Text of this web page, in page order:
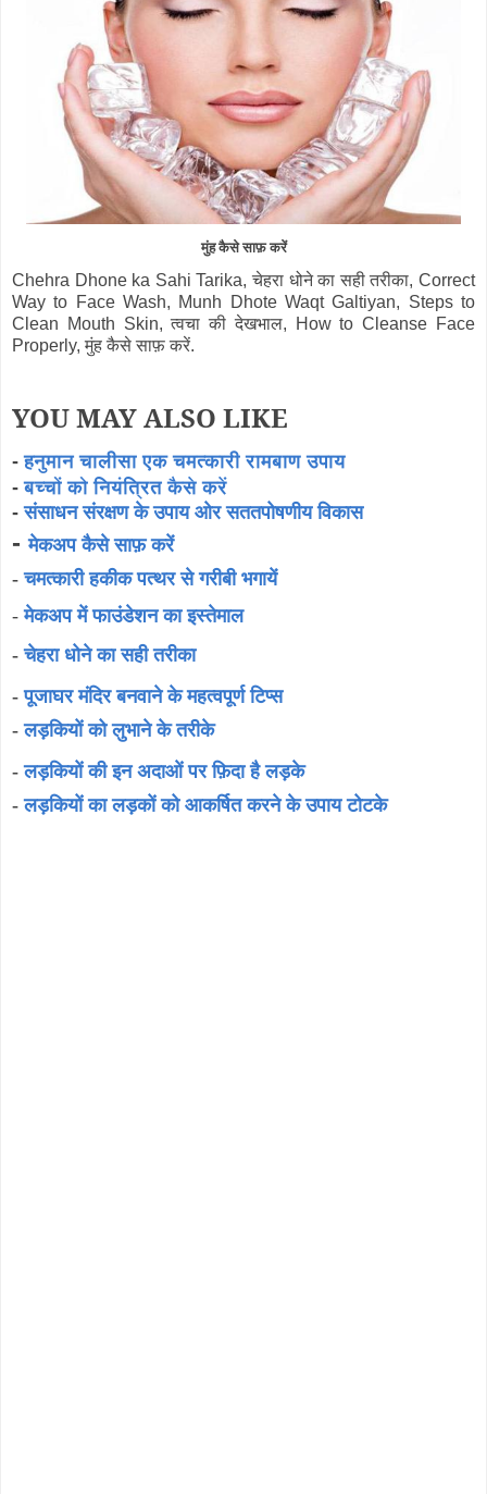
मुंह कैसे साफ़ करें
Chehra Dhone ka Sahi Tarika, चेहरा धोने का सही तरीका, Correct
Way to Face Wash, Munh Dhote Waqt Galtiyan, Steps to
Clean Mouth Skin, त्वचा की देखभाल, How to Cleanse Face
Properly, मुंह कैसे साफ़ करें.
YOU MAY ALSO LIKE
-हनुमान चालीसा एक चमत्कारी रामबाण उपाय
-बच्चों को नियंत्रित कैसे करें
- संसाधन संरक्षण के उपाय ओर सततपोषणीय विकास
-मेकअप कैसे साफ़ करें
-चमत्कारी हकीक पत्थर से गरीबी भगायें
-मेकअप में फाउंडेशन का इस्तेमाल
-चेहरा धोने का सही तरीका
-पूजाघर मंदिर बनवाने के महत्वपूर्ण टिप्स
-लड़कियों को लुभाने के तरीके
-लड़कियों की इन अदाओं पर फ़िदा है लड़के
-लड़कियों का लड़कों को आकर्षित करने के उपाय टोटके